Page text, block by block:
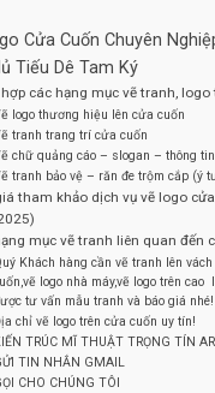
Cửa Cuốn Chuyên
Tiếu Dê Tam Ký
các hạng mục vẽ tranh, logo
logo thương hiệu lên cửa cuốn
tranh trang trí cửa cuốn
chữ quảng cáo – slogan – thông
tranh bảo vệ – răn đe trộm cắp (ý
tham khảo dịch vụ vẽ logo
mục vẽ tranh liên quan đến
Khách hàng cần vẽ tranh lên
logo nhà máy,vẽ logo trên
tư vấn mẫu tranh và báo giá nhé!
chỉ vẽ logo trên cửa cuốn uy tín!
TRÚC MĨ THUẬT TRỌNG TÍN
TIN NHẮN GMAIL
CHO CHÚNG TÔI